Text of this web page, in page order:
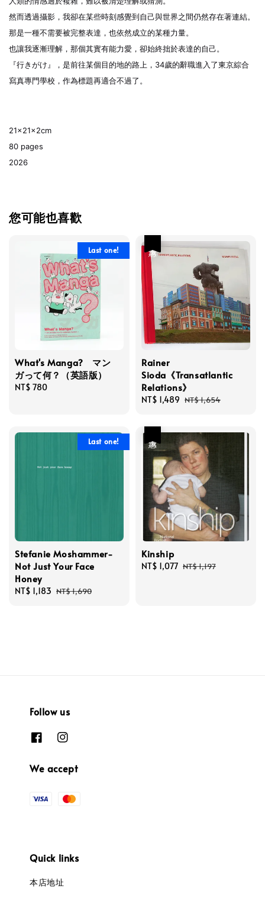
然而透過攝影， 我卻在某些時刻感覺到自己與世界之間仍然存在著連結。
那是一種不需要被完整表達，也依然成立的某種力量。
也讓我逐漸理解，那個其實有能力愛，卻始終拙於表達的自己。
『行きがけ』，是前往某個目的地的路上， 34歲的辭職進入了東京綜合
寫真專門學校， 作為標題再適合不過了。
21x21x2cm
80 pages
2026
您可能也喜歡
Last one!
What's Manga? マン
ガって何？（英語版）
Regular
NT$ 780
Rainer
Sioda《Transatlantic
Relations》
Sale
NT$ 1,489 Regular
NT$ 1,654
Last one!
Stefanie Moshammer-
Not Just Your Face
Honey
Sale
NT$ 1,183 Regular
NT$ 1,690
Kinship
Sale
NT$ 1,077 Regular
NT$ 1,197
Follow us
We accept
Quick links
本店地址